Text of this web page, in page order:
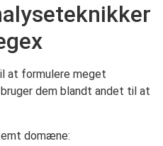
at formulere meget
dem blandt andet til at
domæne: